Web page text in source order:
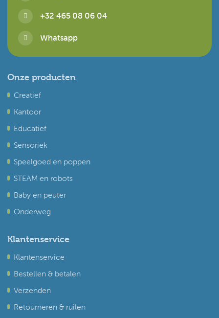
+32 465 08 06 04
Whatsapp
Onze producten
Creatief
Kantoor
Educatief
Sensoriek
Speelgoed en poppen
STEAM en robots
Baby en peuter
Onderweg
Klantenservice
Klantenservice
Bestellen & betalen
Verzenden
Retourneren & ruilen